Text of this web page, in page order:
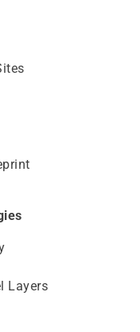
Layers